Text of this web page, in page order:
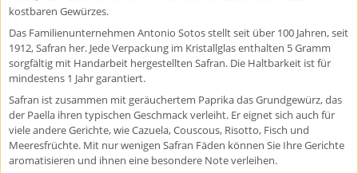
kostbaren Gewürzes.
Das Familienunternehmen Antonio Sotos stellt seit über 100 Jahren, seit
1912, Safran her. Jede Verpackung im Kristallglas enthalten 5 Gramm
sorgfältig mit Handarbeit hergestellten Safran. Die Haltbarkeit ist für
mindestens 1 Jahr garantiert.
Safran ist zusammen mit geräuchertem Paprika das Grundgewürz, das
der Paella ihren typischen Geschmack verleiht. Er eignet sich auch für
viele andere Gerichte, wie Cazuela, Couscous, Risotto, Fisch und
Meeresfrüchte. Mit nur wenigen Safran Fäden können Sie Ihre Gerichte
aromatisieren und ihnen eine besondere Note verleihen.